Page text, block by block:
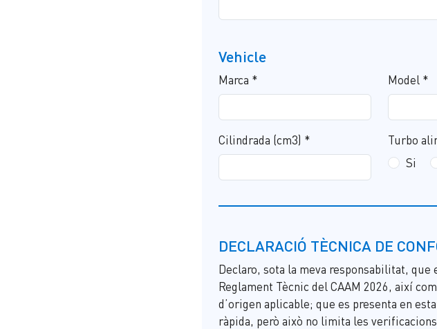
Vehicle
Marca * Model *
Cilindrada (cm3) *
Turbo
Si
DECLARACIÓ TÈCNICA DE
Declaro, sota la meva responsabilitat,
Reglament Tècnic del CAAM 2026, així
d’origen aplicable; que es presenta en
ràpida, però això no limita les